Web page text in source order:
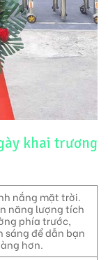
khai trương
nắng mặt trời.
năng lượng tích
phía trước,
sáng để dẫn bạn
hơn.